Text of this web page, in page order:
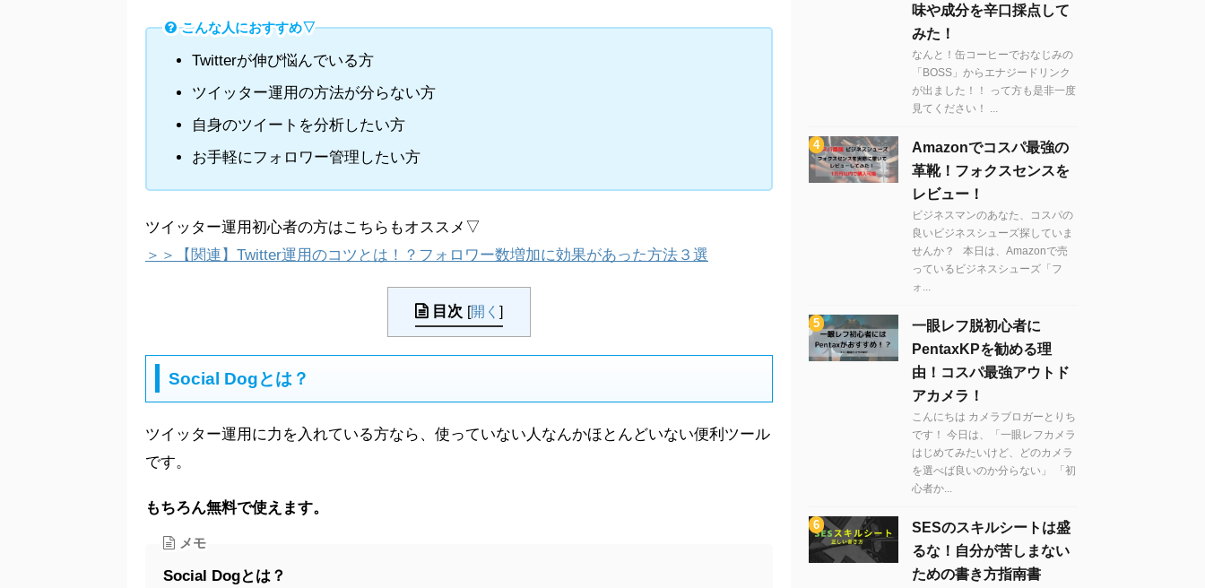
こんな人におすすめ▽
Twitterが伸び悩んでいる方
ツイッター運用の方法が分らない方
自身のツイートを分析したい方
お手軽にフォロワー管理したい方
ツイッター運用初心者の方はこちらもオススメ▽
＞＞【関連】Twitter運用のコツとは！？フォロワー数増加に効果があった方法３選
目次 [開く ]
Social Dogとは？
ツイッター運用に力を入れている方なら、使っていない人なんかほとんどいない便利ツール
です。
もちろん無料で使えます。
メモ
Social Dogとは？
味や成分を辛口採点して
みた！
なんと！缶コーヒーでおなじみの
「BOSS」からエナジードリンク
が出ました！！ って方も是非一度
見てください！ ...
Amazonでコスパ最強の
革靴！フォクスセンスを
レビュー！
ビジネスマンのあなた、コスパの
良いビジネスシューズ探していま
せんか？ 本日は、Amazonで売
っているビジネスシューズ「フ
ォ...
一眼レフ脱初心者に
PentaxKPを勧める理
由！コスパ最強アウトド
アカメラ！
こんにちは カメラブロガーとりち
です！ 今日は、「一眼レフカメラ
はじめてみたいけど、どのカメラ
を選べば良いのか分らない」 「初
心者か...
SESのスキルシートは盛
るな！自分が苦しまない
ための書き方指南書